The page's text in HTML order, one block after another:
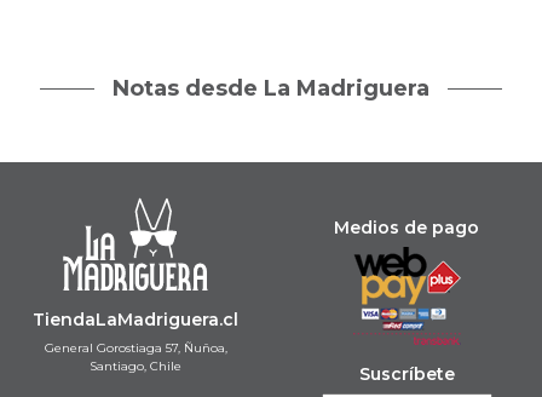
Notas desde La Madriguera
TiendaLaMadriguera.cl
General Gorostiaga 57, Ñuñoa,
Santiago, Chile
Medios de pago
Suscríbete